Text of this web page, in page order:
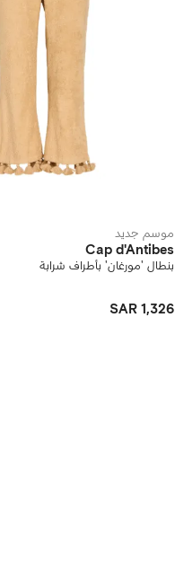
موسم جديد
Cap d'Antibes
بنطال 'مورغان' بأطراف شرابة
SAR 1,326